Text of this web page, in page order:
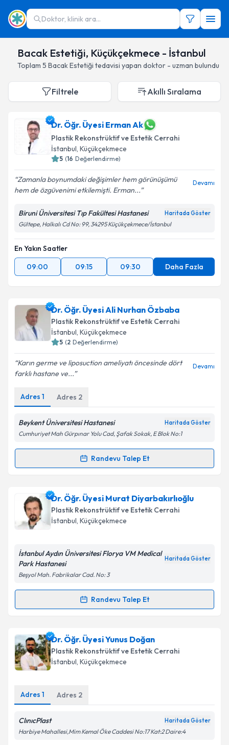
Doktor, klinik ara...
Bacak Estetiği, Küçükçekmece - İstanbul
Toplam 5 Bacak Estetiği tedavisi yapan doktor - uzman bulundu
Filtrele Akıllı Sıralama
Dr. Öğr. Üyesi Erman Ak
Plastik Rekonstrüktif ve Estetik Cerrahi
İstanbul, Küçükçekmece
5 (16 Değerlendirme)
Zamanla boynumdaki değişimler hem görünüşümü
hem de özgüvenimi etkilemişti. Erman...
Devamı
Biruni Üniversitesi Tıp Fakültesi Hastanesi Haritada Göster
Gültepe, Halkalı Cd No: 99, 34295 Küçükçekmece/İstanbul
En Yakın Saatler
09:00
09:15 09:30 Daha Fazla
Dr. Öğr. Üyesi Ali Nurhan Özbaba
Plastik Rekonstrüktif ve Estetik Cerrahi
İstanbul, Küçükçekmece
5 (2 Değerlendirme)
Karın germe ve liposuction ameliyatı öncesinde dört
farklı hastane ve...
Devamı
Adres 1 Adres 2
Beykent Üniversitesi Hastanesi Haritada Göster
Cumhuriyet Mah Gürpınar Yolu Cad, Şafak Sokak, E Blok No:1
Randevu Talep Et
Randevu Takvimi Talebi
Dr. Öğr. Üyesi Ali Nurhan Özbabaiçin randevu
takvimi talebi oluşturun. Size bu uzmandan randevu
almanız için bir takvim hazırlandığında e-posta ile
bilgilendireceğiz.
E-posta Adresiniz
Kişisel verilerimin işlenmesine ilişkin
Metni'ni okudum ve kişisel verilerimin belirtilen
Takvim Talebini Gönder
Dr. Öğr. Üyesi Murat Diyarbakırlıoğlu
Plastik Rekonstrüktif ve Estetik Cerrahi
İstanbul, Küçükçekmece
İstanbul Aydın Üniversitesi Florya VM Medical
Park Hastanesi
Haritada Göster
Beşyol Mah. Fabrikalar Cad. No: 3
Randevu Talep Et
Randevu Takvimi Talebi
Dr. Öğr. Üyesi Murat Diyarbakırlıoğlu
takvimi talebi oluşturun. Size bu uzmandan randevu
almanız için bir takvim hazırlandığında e-posta ile
bilgilendireceğiz.
Dr. Öğr. Üyesi Yunus Doğan
Plastik Rekonstrüktif ve Estetik Cerrahi
İstanbul, Küçükçekmece
Adres 1 Adres 2
ClınıcPlast Haritada Göster
Harbiye Mahallesi,Mim Kemal Öke Caddesi No:17 Kat:2 Daire:4